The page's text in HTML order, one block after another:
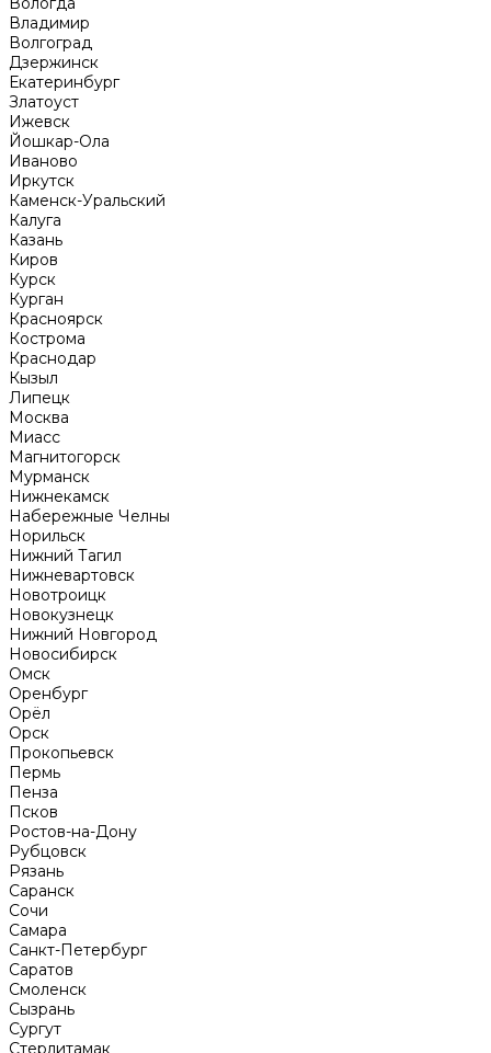
Владимир
Волгоград
Дзержинск
Екатеринбург
Златоуст
Ижевск
Йошкар-Ола
Иваново
Иркутск
Каменск-Уральский
Калуга
Казань
Киров
Курск
Курган
Красноярск
Кострома
Краснодар
Кызыл
Липецк
Москва
Миасс
Магнитогорск
Мурманск
Нижнекамск
Набережные Челны
Норильск
Нижний Тагил
Нижневартовск
Новотроицк
Новокузнецк
Нижний Новгород
Новосибирск
Омск
Оренбург
Орёл
Орск
Прокопьевск
Пермь
Пенза
Псков
Ростов-на-Дону
Рубцовск
Рязань
Саранск
Сочи
Самара
Санкт-Петербург
Саратов
Смоленск
Сызрань
Сургут
Стерлитамак